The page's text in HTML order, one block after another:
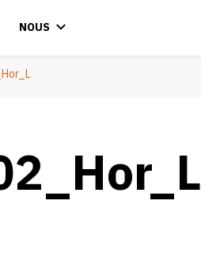
NOUS